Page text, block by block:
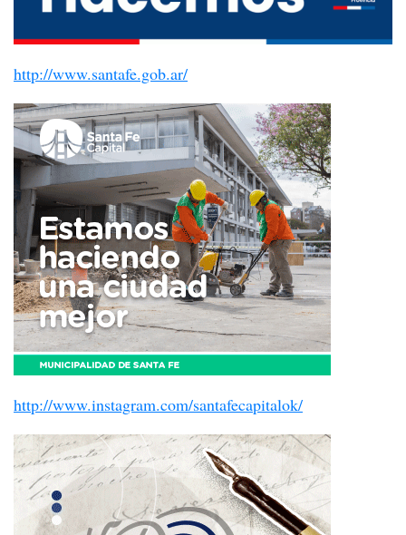
http://www.santafe.gob.ar/
http://www.instagram.com/santafecapitalok/